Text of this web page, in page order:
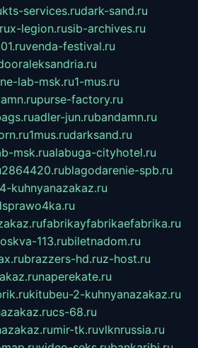
kts-services.rudark-sand.ru
x-legion.rusib-archives.ru
venda-festival.ru
lab-msk.ru1-mus.ru
purse-factory.ru
adler-jun.rubandamn.ru
1mus.rudarksand.ru
msk.rualabuga-cityhotel.ru
2864420.rublagodarenie-spb.ru
kuhnyanazakaz.ru
fabrikayfabrikaefabrika.ru
113.rubiletnadom.ru
brazzers-hd.ruz-host.ru
naperekate.ru
kitubeu-2-kuhnyanazakaz.ru
cs-68.ru
mir-tk.ruvlknrussia.ru